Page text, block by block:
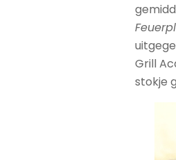
Grill
stokje